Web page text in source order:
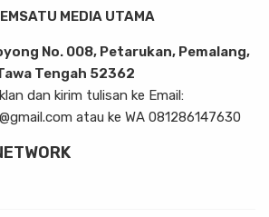
MEDIA UTAMA
No. 008, Petarukan, Pemalang,
Tengah 52362
dan kirim tulisan ke Email:
atau ke WA 081286147630